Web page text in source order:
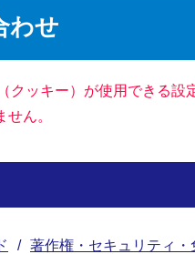
わせ
クッキー）が使用できる
ん。
著作権・セキュリティ・